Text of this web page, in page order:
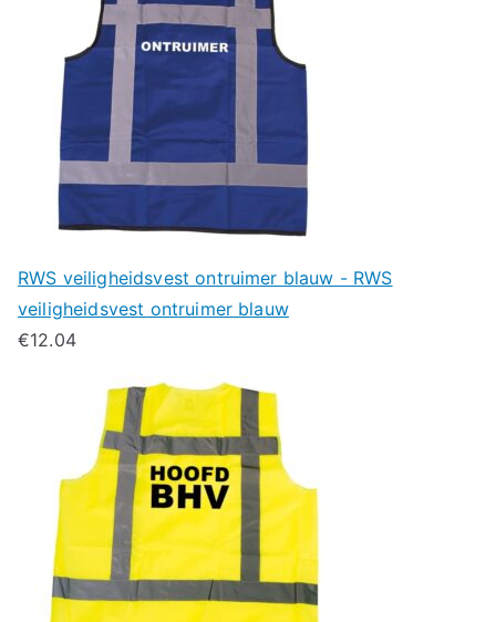
RWS veiligheidsvest ontruimer blauw - RWS
veiligheidsvest ontruimer blauw
€12.04